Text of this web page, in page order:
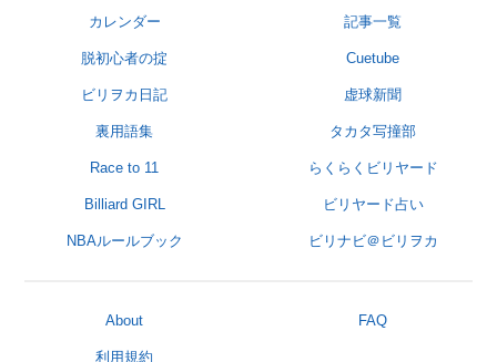
カレンダー 記事一覧
脱初心者の掟 Cuetube
ビリヲカ日記 虚球新聞
裏用語集 タカタ写撞部
Race to 11 らくらくビリヤード
Billiard GIRL ビリヤード占い
NBAルールブック ビリナビ＠ビリヲカ
About FAQ
利用規約